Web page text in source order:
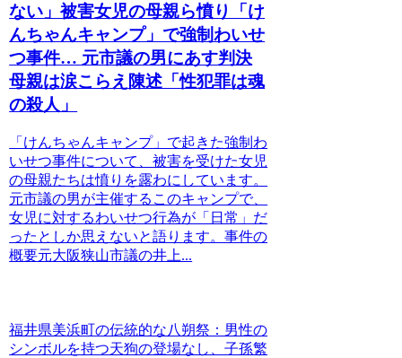
ない」被害女児の母親ら憤り「け
んちゃんキャンプ」で強制わいせ
つ事件… 元市議の男にあす判決
母親は涙こらえ陳述「性犯罪は魂
の殺人」
「けんちゃんキャンプ」で起きた強制わ
いせつ事件について、被害を受けた女児
の母親たちは憤りを露わにしています。
元市議の男が主催するこのキャンプで、
女児に対するわいせつ行為が「日常」だ
ったとしか思えないと語ります。事件の
概要元大阪狭山市議の井上...
福井県美浜町の伝統的な八朔祭：男性の
シンボルを持つ天狗の登場なし、子孫繁